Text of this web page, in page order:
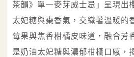
茶韻》單一麥芽威士忌」呈現出
太妃糖與棗香氣，交織著溫暖的
莓果與焦香柑橘皮味道，融合芳
是奶油太妃糖與濃郁柑橘口感，